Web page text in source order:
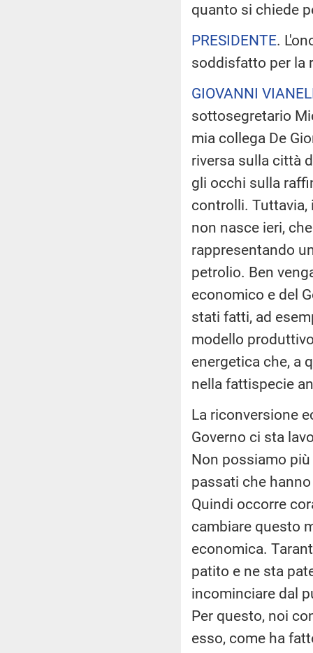
quanto si chiede
PRESIDENTE.
soddisfatto per la
GIOVANNI
sottosegretario
mia collega De
riversa sulla città
gli occhi sulla
controlli. Tuttavia,
non nasce ieri,
rappresentando
petrolio. Ben
economico e del
stati fatti, ad
modello
energetica che, a
nella fattispecie
La riconversione
Governo ci sta
Non possiamo
passati che
Quindi occorre
cambiare questo
economica.
patito e ne sta
incominciare dal
Per questo, noi
esso, come ha